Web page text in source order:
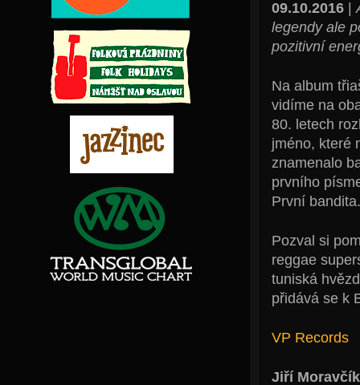
09.10.2016|
legendy ale
pozitivní
Na album
vidíme na
80. letech
jméno, které
znamenalo
prvního
První bandita.
Pozval si
reggae
tuniská
přidává se k
VP Records
Jiří Moravčík